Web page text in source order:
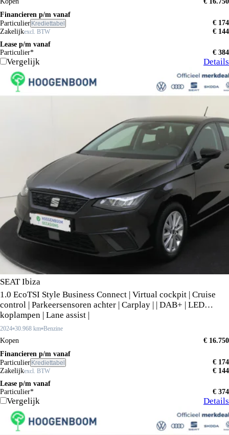
Financieren p/m vanaf
Particulier Krediettabel
€ 174
Zakelijkexcl. BTW
€ 144
Lease p/m vanaf
Particulier*
€ 384
Vergelijk Details
SEAT Ibiza
1.0 EcoTSI Style Business Connect | Virtual cockpit | Cruise
control | Parkeersensoren achter | Carplay | | DAB+ | LED
koplampen | Lane assist |
2024 30.968 km Benzine
Kopen
€ 16.750
Financieren p/m vanaf
Particulier Krediettabel
€ 174
Zakelijkexcl. BTW
€ 144
Lease p/m vanaf
Particulier*
€ 374
Vergelijk Details